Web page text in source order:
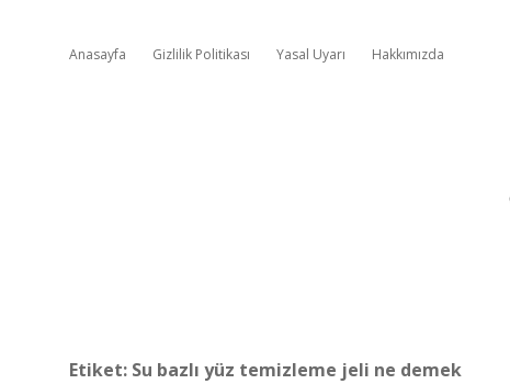
Anasayfa Gizlilik Politikası Yasal Uyarı Hakkımızda
Etiket: Su bazlı yüz temizleme jeli ne demek